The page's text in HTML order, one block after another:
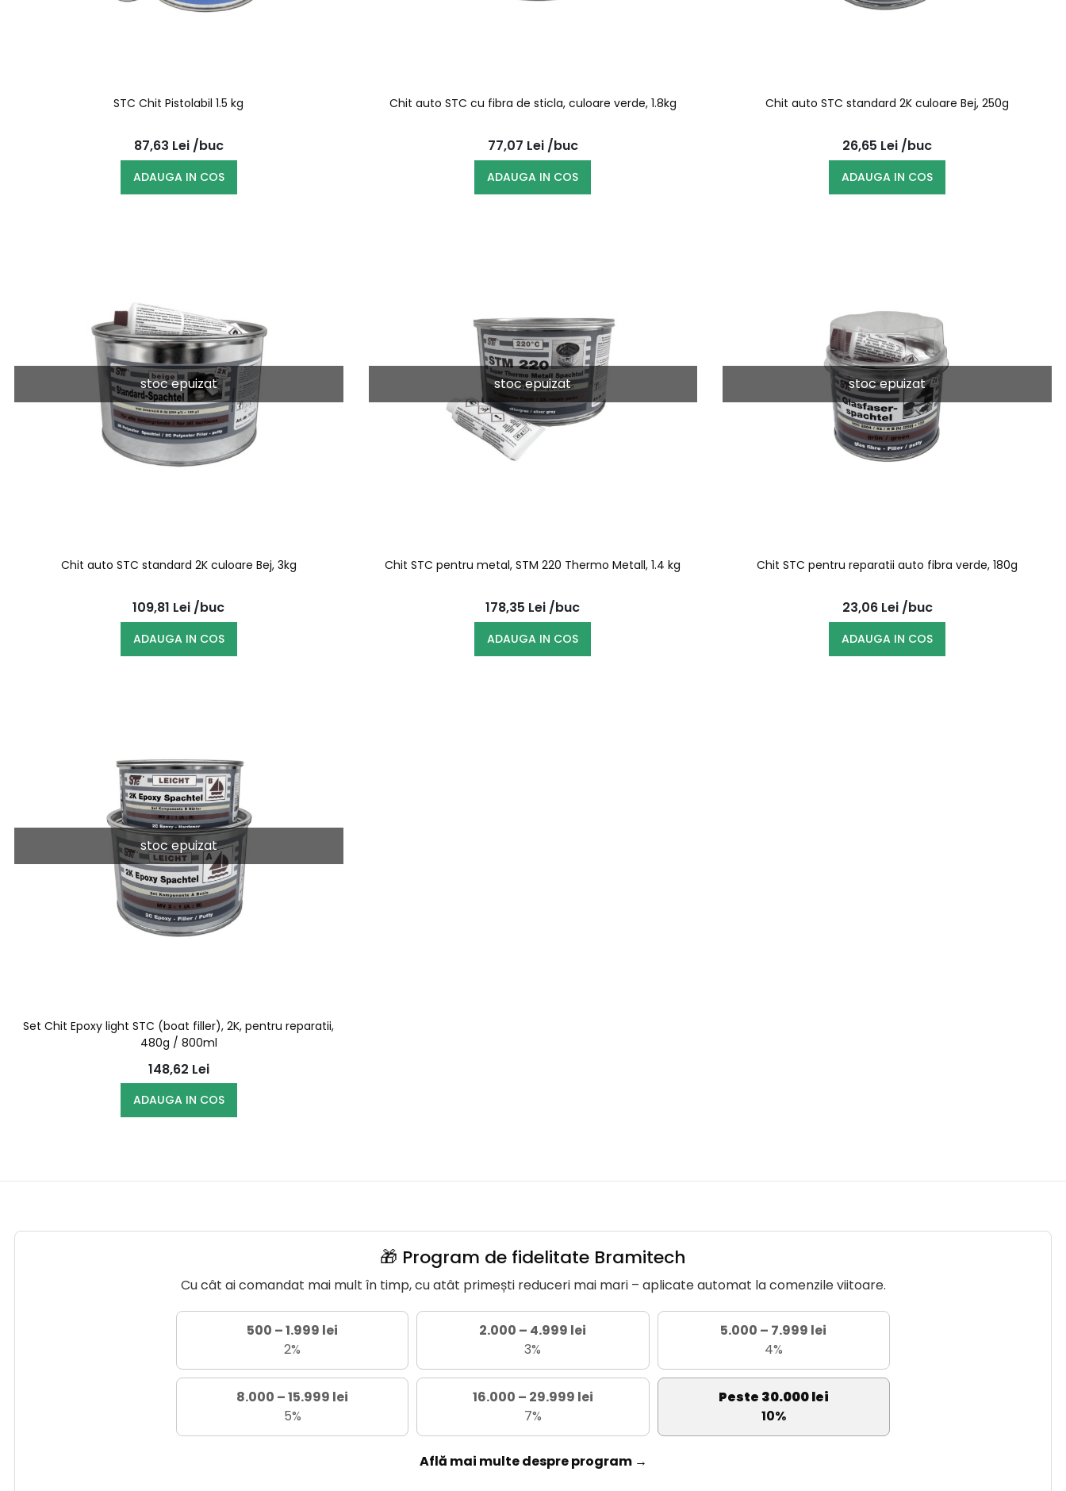
STC Chit Pistolabil 1.5 kg
87,63 Lei /buc
ADAUGA IN COS
Chit auto STC cu fibra de sticla, culoare verde, 1.8kg
77,07 Lei /buc
ADAUGA IN COS
Chit auto STC standard 2K culoare Bej, 250g
26,65 Lei /buc
ADAUGA IN COS
stoc epuizat
Chit auto STC standard 2K culoare Bej, 3kg
109,81 Lei /buc
ADAUGA IN COS
stoc epuizat
Chit STC pentru metal, STM 220 Thermo Metall, 1.4 kg
178,35 Lei /buc
ADAUGA IN COS
stoc epuizat
Chit STC pentru reparatii auto fibra verde, 180g
23,06 Lei /buc
ADAUGA IN COS
stoc epuizat
Set Chit Epoxy light STC (boat filler), 2K, pentru reparatii,
480g / 800ml
148,62 Lei
ADAUGA IN COS
🎁 Program de fidelitate Bramitech
Cu cât ai comandat mai mult în timp, cu atât primești reduceri mai mari – aplicate automat la comenzile viitoare.
500 – 1.999 lei
2%
2.000 – 4.999 lei
3%
5.000 – 7.999 lei
4%
8.000 – 15.999 lei
5%
16.000 – 29.999 lei
7%
Peste 30.000 lei
10%
Află mai multe despre program →